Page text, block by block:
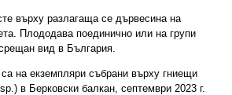
върху разлагаща се дървесина на
Плододава поединично или на групи
вид в България.
на екземпляри събрани върху гниещи
в Берковски балкан, септември 2023 г.